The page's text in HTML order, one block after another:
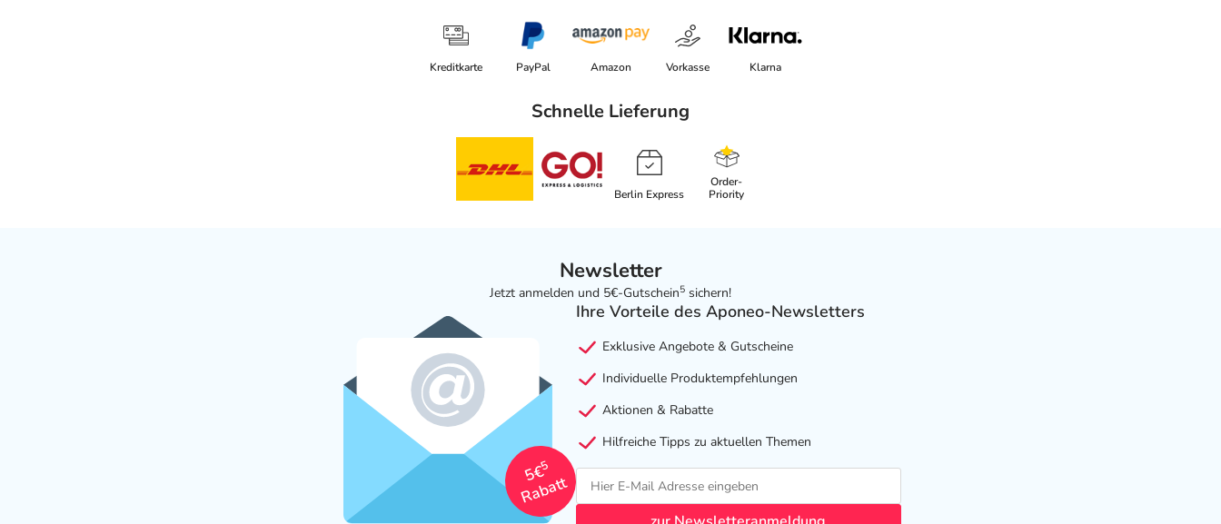
Kreditkarte PayPal Amazon Vorkasse Klarna
Schnelle Lieferung
Berlin Express
Order-
Priority
Newsletter
Jetzt anmelden und 5€-Gutschein5 sichern!
5€
5
Rabatt
Ihre Vorteile des Aponeo-Newsletters
Exklusive Angebote & Gutscheine
Individuelle Produktempfehlungen
Aktionen & Rabatte
Hilfreiche Tipps zu aktuellen Themen